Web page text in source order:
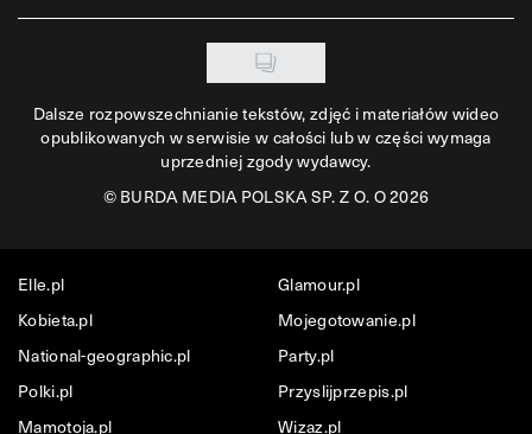
Dalsze rozpowszechnianie tekstów, zdjęć i materiałów wideo
opublikowanych w serwisie w całości lub w części wymaga
uprzedniej zgody wydawcy.
©BURDA MEDIA POLSKA SP. Z O. O 2026
Elle.pl
Glamour.pl
Kobieta.pl
Mojegotowanie.pl
National-geographic.pl
Party.pl
Polki.pl
Przyslijprzepis.pl
Mamotoja.pl
Wizaz.pl